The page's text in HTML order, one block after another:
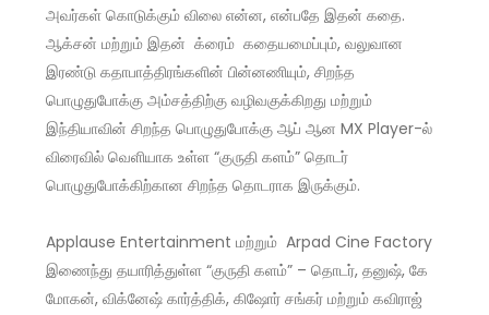
அவர்கள் கொடுக்கும் விலை என்ன, என்பதே இதன் கதை.
ஆக்சன் மற்றும் இதன் க்ரைம் கதையமைப்பும், வலுவான
இரண்டு கதாபாத்திரங்களின் பின்னணியும், சிறந்த
பொழுதுபோக்கு அம்சத்திற்கு வழிவகுக்கிறது மற்றும்
இந்தியாவின் சிறந்த பொழுதுபோக்கு ஆப் ஆன MX Player-ல்
விரைவில் வெளியாக உள்ள “குருதி களம்” தொடர்
பொழுதுபோக்கிற்கான சிறந்த தொடராக இருக்கும்.
Applause Entertainment மற்றும் Arpad Cine Factory
இணைந்து தயாரித்துள்ள “குருதி களம்” – தொடர், தனுஷ், கே
மோகன், விக்னேஷ் கார்த்திக், கிஷோர் சங்கர் மற்றும் கவிராஜ்